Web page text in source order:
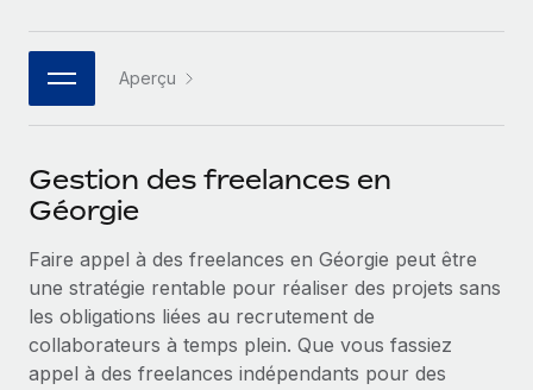
Plateforme
Des fonctions RH clés intégrées pour votre équipe
Connecter Nouveau
notre MCP
Rationalisez vos processus avec des outils essentiels
SERVICES
Demandez aux experts
Développez vos équipes avec des solutions RH sur
TRAVAILLONS ENSEMBLE
Partenaires stratégiques de la tech
Intégrez les RH à l’international de manière flexible
Devenir partenaire
Explorez avec nous vos opportunités de partenariat
Études de cas
Glossaire RH
Descriptions de postes
Événements
Salle de presse
Données sur les salaires et les talents
Português (Portugal)
日本語
한국어
Aperçu
Gestion des freelances en
Géorgie
Faire appel à des freelances en Géorgie peut être
une stratégie rentable pour réaliser des projets sans
les obligations liées au recrutement de
collaborateurs à temps plein. Que vous fassiez
appel à des freelances indépendants pour des